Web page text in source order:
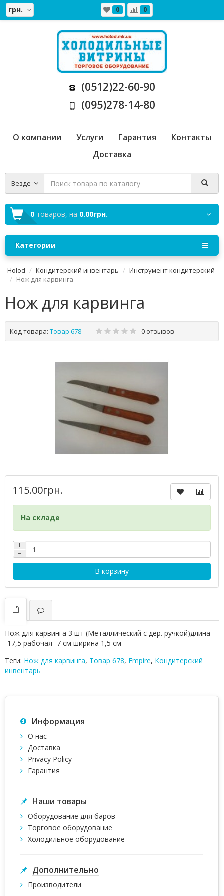
грн. 0 0
(0512)22-60-90
(095)278-14-80
О компании Услуги Гарантия
Контакты
Доставка
Везде
0 товаров, на 0.00грн.
Категории
Holod Кондитерский инвентарь
Инструмент кондитерский
Нож для карвинга
Нож для карвинга
Код товара: Товар 678 0 отзывов
115.00грн.
На складе
+
−
В корзину
Нож для карвинга 3 шт (Металлический с дер. ручкой)длина
-17,5 рабочая -7 см ширина 1,5 см
Теги: Нож для карвинга, Товар 678, Empire, Кондитерский
инвентарь
Информация
О нас
Доставка
Privacy Policy
Гарантия
Наши товары
Оборудование для баров
Торговое оборудование
Холодильное оборудование
Дополнительно
Производители